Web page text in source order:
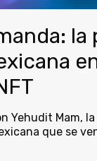
la
Yehudit Mam,
que se